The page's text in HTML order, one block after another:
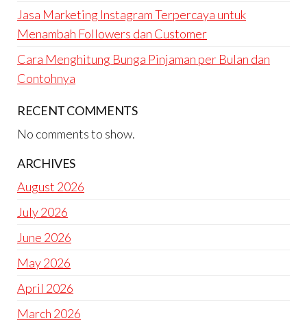
Jasa Marketing Instagram Terpercaya untuk
Menambah Followers dan Customer
Cara Menghitung Bunga Pinjaman per Bulan dan
Contohnya
RECENT COMMENTS
No comments to show.
ARCHIVES
August 2026
July 2026
June 2026
May 2026
April 2026
March 2026